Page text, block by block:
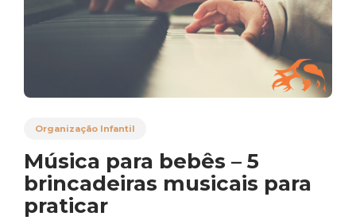
Organização Infantil
Música para bebês – 5
brincadeiras musicais para
praticar